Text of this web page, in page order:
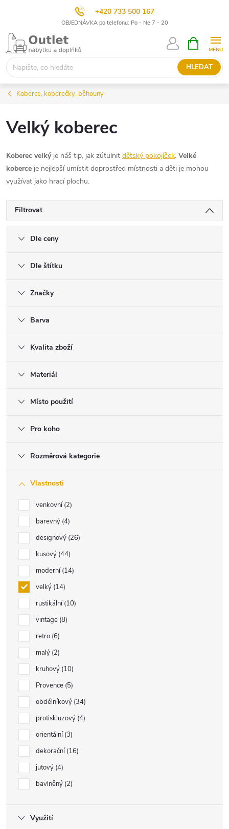
+420 733 500 167
OBJEDNÁVKA po telefonu: Po - Ne 7 - 20
Přejít
obsah
HLEDAT
NÁKUPNÍ
KOŠÍK
Koberce, koberečky, běhouny
Velký koberec
Koberec velkýje náš tip, jak zútulnit dětský pokojíček. Velké
koberce je nejlepší umístit doprostřed místnosti a děti je mohou
využívat jako hrací plochu.
Filtrovat
Dle ceny
Dle štítku
Značky
Barva
Kvalita zboží
Materiál
Místo použití
Pro koho
Rozměrová kategorie
Vlastnosti
venkovní 2
barevný 4
designový 26
kusový 44
moderní 14
velký 14
rustikální 10
vintage 8
retro 6
malý 2
kruhový 10
Provence 5
obdélníkový 34
protiskluzový 4
orientální 3
dekorační 16
jutový 4
bavlněný 2
Využití